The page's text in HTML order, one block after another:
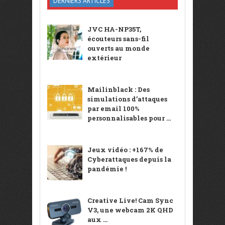
JVC HA-NP35T,
écouteurs sans-fil
ouverts au monde
extérieur
Mailinblack : Des
simulations d’attaques
par email 100%
personnalisables pour ...
Jeux vidéo : +167% de
Cyberattaques depuis la
pandémie !
Creative Live! Cam Sync
V3, une webcam 2K QHD
aux ...